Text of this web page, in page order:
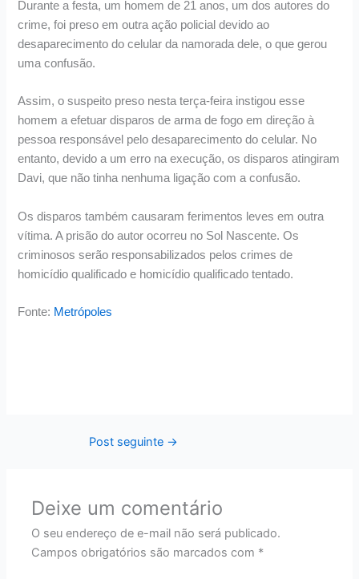
Durante a festa, um homem de 21 anos, um dos autores do
crime, foi preso em outra ação policial devido ao
desaparecimento do celular da namorada dele, o que gerou
uma confusão.
Assim, o suspeito preso nesta terça-feira instigou esse
homem a efetuar disparos de arma de fogo em direção à
pessoa responsável pelo desaparecimento do celular. No
entanto, devido a um erro na execução, os disparos atingiram
Davi, que não tinha nenhuma ligação com a confusão.
Os disparos também causaram ferimentos leves em outra
vítima. A prisão do autor ocorreu no Sol Nascente. Os
criminosos serão responsabilizados pelos crimes de
homicídio qualificado e homicídio qualificado tentado.
Fonte: Metrópoles
Post seguinte →
Deixe um comentário
O seu endereço de e-mail não será publicado.
Campos obrigatórios são marcados com *